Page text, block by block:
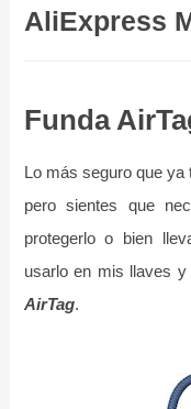
AliExpress
Funda
Lo más seguro que
pero sientes que
protegerlo o bien
usarlo en mis llaves
AirTag.